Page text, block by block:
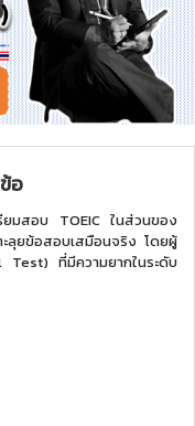
อ
รียมสอบ TOEIC ในส่วนของ
ยข้อสอบเสมือนจริง โดยผู้
Test) ที่มีความยากในระดับ